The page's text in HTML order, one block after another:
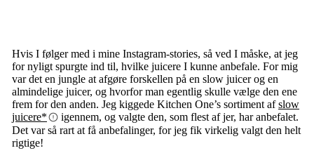
Hvis I følger med i mine Instagram-stories, så ved I måske, at jeg
for nyligt spurgte ind til, hvilke juicere I kunne anbefale. For mig
var det en jungle at afgøre forskellen på en slow juicer og en
almindelige juicer, og hvorfor man egentlig skulle vælge den ene
frem for den anden. Jeg kiggede Kitchen One’s sortiment afslow
juicere*
igennem, og valgte den, som flest af jer, har anbefalet.
Det var så rart at få anbefalinger, for jeg fik virkelig valgt den helt
rigtige!